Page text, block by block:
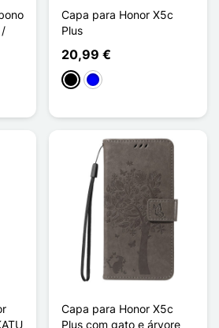
/
Capa para Honor X5c
Plus
20,99 €
PretoAzul
Capa para Honor X5c
Plus com gato e árvore